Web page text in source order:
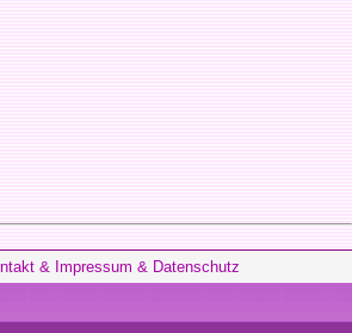
& Impressum & Datenschutz